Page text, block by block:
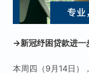
→新冠纾困贷款进一
本周四（9月14日）